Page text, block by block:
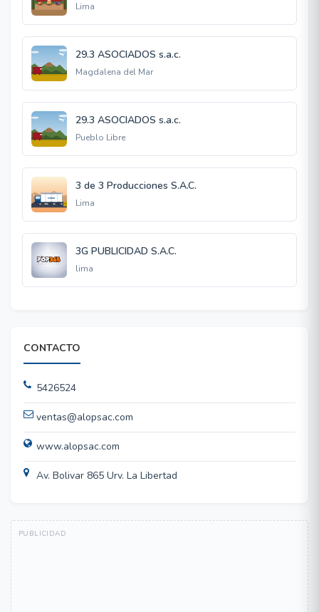
Lima
29.3 ASOCIADOS s.a.c.
Magdalena del Mar
29.3 ASOCIADOS s.a.c.
Pueblo Libre
3 de 3 Producciones S.A.C.
Lima
3G PUBLICIDAD S.A.C.
lima
CONTACTO
5426524
ventas@alopsac.com
www.alopsac.com
Av. Bolivar 865 Urv. La Libertad